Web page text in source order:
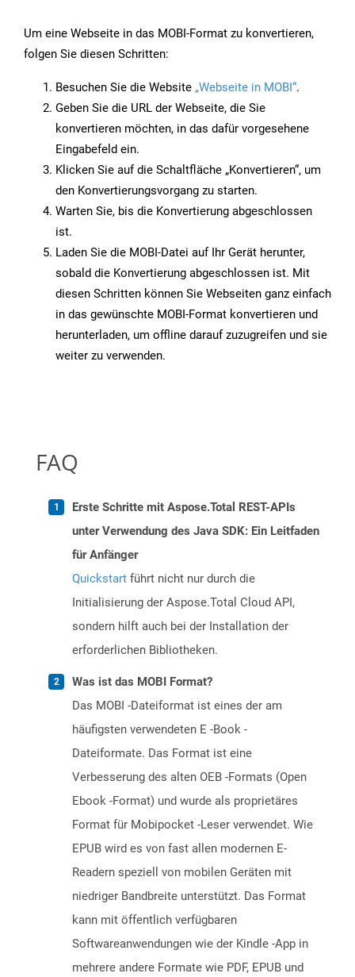
Um eine Webseite in das MOBI-Format zu konvertieren,
folgen Sie diesen Schritten:
Besuchen Sie die Website „Webseite in MOBI“.
Geben Sie die URL der Webseite, die Sie
konvertieren möchten, in das dafür vorgesehene
Eingabefeld ein.
Klicken Sie auf die Schaltfläche „Konvertieren“, um
den Konvertierungsvorgang zu starten.
Warten Sie, bis die Konvertierung abgeschlossen
ist.
Laden Sie die MOBI-Datei auf Ihr Gerät herunter,
sobald die Konvertierung abgeschlossen ist. Mit
diesen Schritten können Sie Webseiten ganz einfach
in das gewünschte MOBI-Format konvertieren und
herunterladen, um offline darauf zuzugreifen und sie
weiter zu verwenden.
FAQ
Erste Schritte mit Aspose.Total REST-APIs
unter Verwendung des Java SDK: Ein Leitfaden
für Anfänger
Quickstart führt nicht nur durch die
Initialisierung der Aspose.Total Cloud API,
sondern hilft auch bei der Installation der
erforderlichen Bibliotheken.
Was ist das MOBI Format?
Das MOBI -Dateiformat ist eines der am
häufigsten verwendeten E -Book -
Dateiformate. Das Format ist eine
Verbesserung des alten OEB -Formats (Open
Ebook -Format) und wurde als proprietäres
Format für Mobipocket -Leser verwendet. Wie
EPUB wird es von fast allen modernen E-
Readern speziell von mobilen Geräten mit
niedriger Bandbreite unterstützt. Das Format
kann mit öffentlich verfügbaren
Softwareanwendungen wie der Kindle -App in
mehrere andere Formate wie PDF, EPUB und